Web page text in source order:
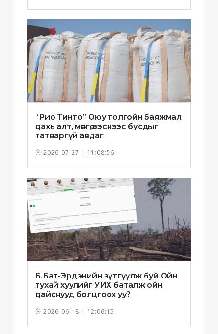
“Рио Тинто” Оюу толгойн баяжмал
дахь алт, мөнгө, зэснээс бусдыг
татваргүй авдаг
2026-07-27 | 11:08:56
Б.Бат-Эрдэнийн зүтгүүлж буй Ойн
тухай хуулийг УИХ баталж ойн
дайснууд болцгоох уу?
2026-06-18 | 12:06:15